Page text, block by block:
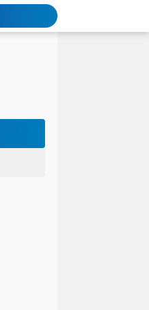
BNI Catat Fundamental Bisnis Kokoh di Bawah Danantara, Ditopang Pertumbuhan Kredit dan Kualitas Aset
Turnamen PKDI Cup II 2026 Berhadiah Total Rp 500 Juta Dibuka di Jombang, Ketua PKDI Jatim Syaifullah Mahdi: Ajang Silaturrahmi dan Media Komunikasi Antar-Kades untuk Memajukan Desa